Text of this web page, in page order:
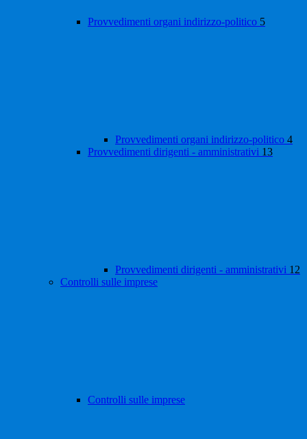
Provvedimenti organi indirizzo-politico 5
Provvedimenti organi indirizzo-politico 4
Provvedimenti dirigenti - amministrativi 13
Provvedimenti dirigenti - amministrativi 12
Controlli sulle imprese
Controlli sulle imprese